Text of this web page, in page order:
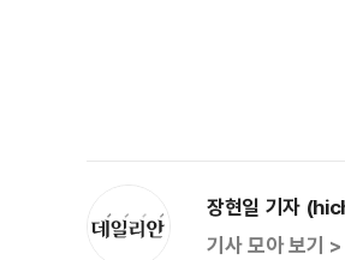
장현일 기자
기사 모아 보기 >